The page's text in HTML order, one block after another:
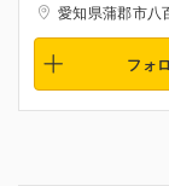
愛知県蒲郡市八
フォ